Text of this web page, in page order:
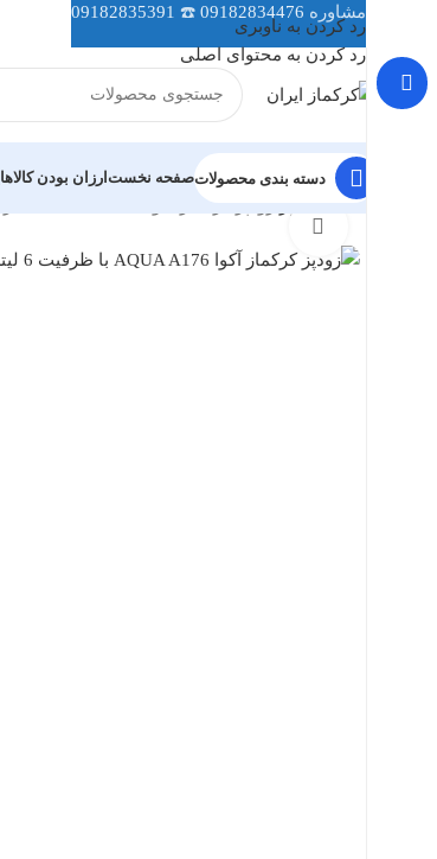
رد کردن به ناوبری
رد کردن به محتوای اصلی
دسته بندی محصولاتصفحه نخست ارزان بودن کالاها
خانه زودپز زودپز کرکماز آکوا AQUA A176 با ظرفیت 6 لیتر
مشاوره 09182834476
☎️
09182835391